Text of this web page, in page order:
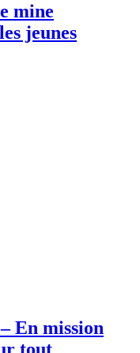
mine
jeunes
En mission